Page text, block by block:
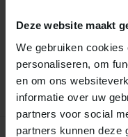
Deze website maakt
We gebruiken
personaliseren, om
en om ons
informatie over uw
partners voor social
partners kunnen deze
Er zijn nog geen reviews
Schrijf je eigen review